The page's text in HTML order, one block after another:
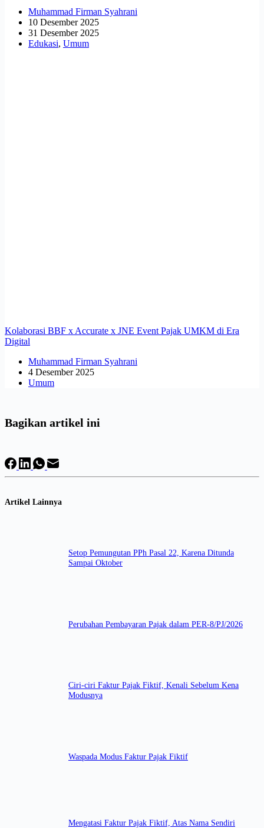
Muhammad Firman Syahrani
10 Desember 2025
31 Desember 2025
Edukasi, Umum
Kolaborasi BBF x Accurate x JNE Event Pajak UMKM di Era
Digital
Muhammad Firman Syahrani
4 Desember 2025
Umum
Bagikan artikel ini
Artikel Lainnya
Setop Pemungutan PPh Pasal 22, Karena Ditunda
Sampai Oktober
Perubahan Pembayaran Pajak dalam PER-8/PJ/2026
Ciri-ciri Faktur Pajak Fiktif, Kenali Sebelum Kena
Modusnya
Waspada Modus Faktur Pajak Fiktif
Mengatasi Faktur Pajak Fiktif, Atas Nama Sendiri